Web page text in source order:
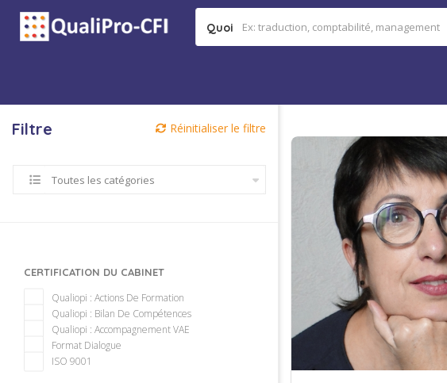
Quoi
Filtre Réinitialiser le filtre
Toutes les catégories
CERTIFICATION DU CABINET
Qualiopi : Actions De Formation
Qualiopi : Bilan De Compétences
Qualiopi : Accompagnement VAE
Format Dialogue
ISO 9001